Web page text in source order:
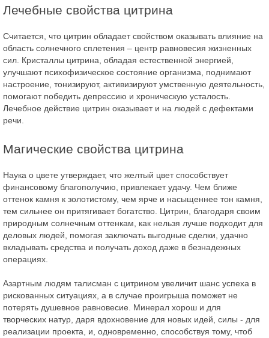
Лечебные свойства цитрина
Считается, что цитрин обладает свойством оказывать влияние на
область солнечного сплетения – центр равновесия жизненных
сил. Кристаллы цитрина, обладая естественной энергией,
улучшают психофизическое состояние организма, поднимают
настроение, тонизируют, активизируют умственную деятельность,
помогают победить депрессию и хроническую усталость.
Лечебное действие цитрин оказывает и на людей с дефектами
речи.
Магические свойства цитрина
Наука о цвете утверждает, что желтый цвет способствует
финансовому благополучию, привлекает удачу. Чем ближе
оттенок камня к золотистому, чем ярче и насыщеннее тон камня,
тем сильнее он притягивает богатство. Цитрин, благодаря своим
природным солнечным оттенкам, как нельзя лучше подходит для
деловых людей, помогая заключать выгодные сделки, удачно
вкладывать средства и получать доход даже в безнадежных
операциях.
Азартным людям талисман с цитрином увеличит шанс успеха в
рискованных ситуациях, а в случае проигрыша поможет не
потерять душевное равновесие. Минерал хорош и для
творческих натур, даря вдохновение для новых идей, силы - для
реализации проекта, и, одновременно, способствуя тому, чтоб